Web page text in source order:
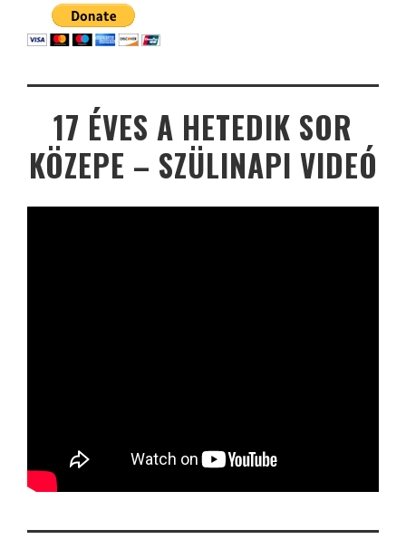
17 ÉVES A HETEDIK SOR
KÖZEPE – SZÜLINAPI VIDEÓ